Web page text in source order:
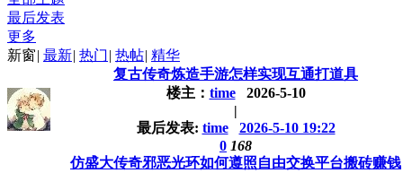
最后发表
更多
新窗| 最新| 热门 | 热帖| 精华
复古传奇炼造手游怎样实现互通打道具
楼主： time
2026-5-10
|
最后发表: time
2026-5-10 19:22
0 168
仿盛大传奇邪恶光环如何遵照自由交换平台搬砖赚钱